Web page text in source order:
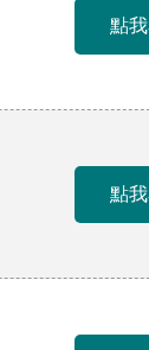
點
點